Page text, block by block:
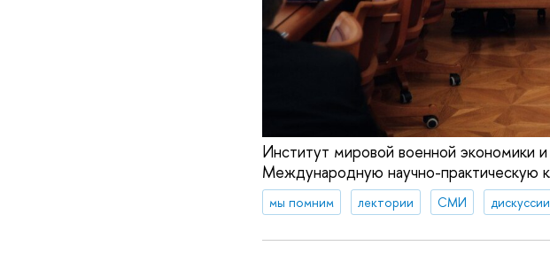
Институт мировой военной
Международную научно-практическую
мы помним лектории СМИ дискуссии